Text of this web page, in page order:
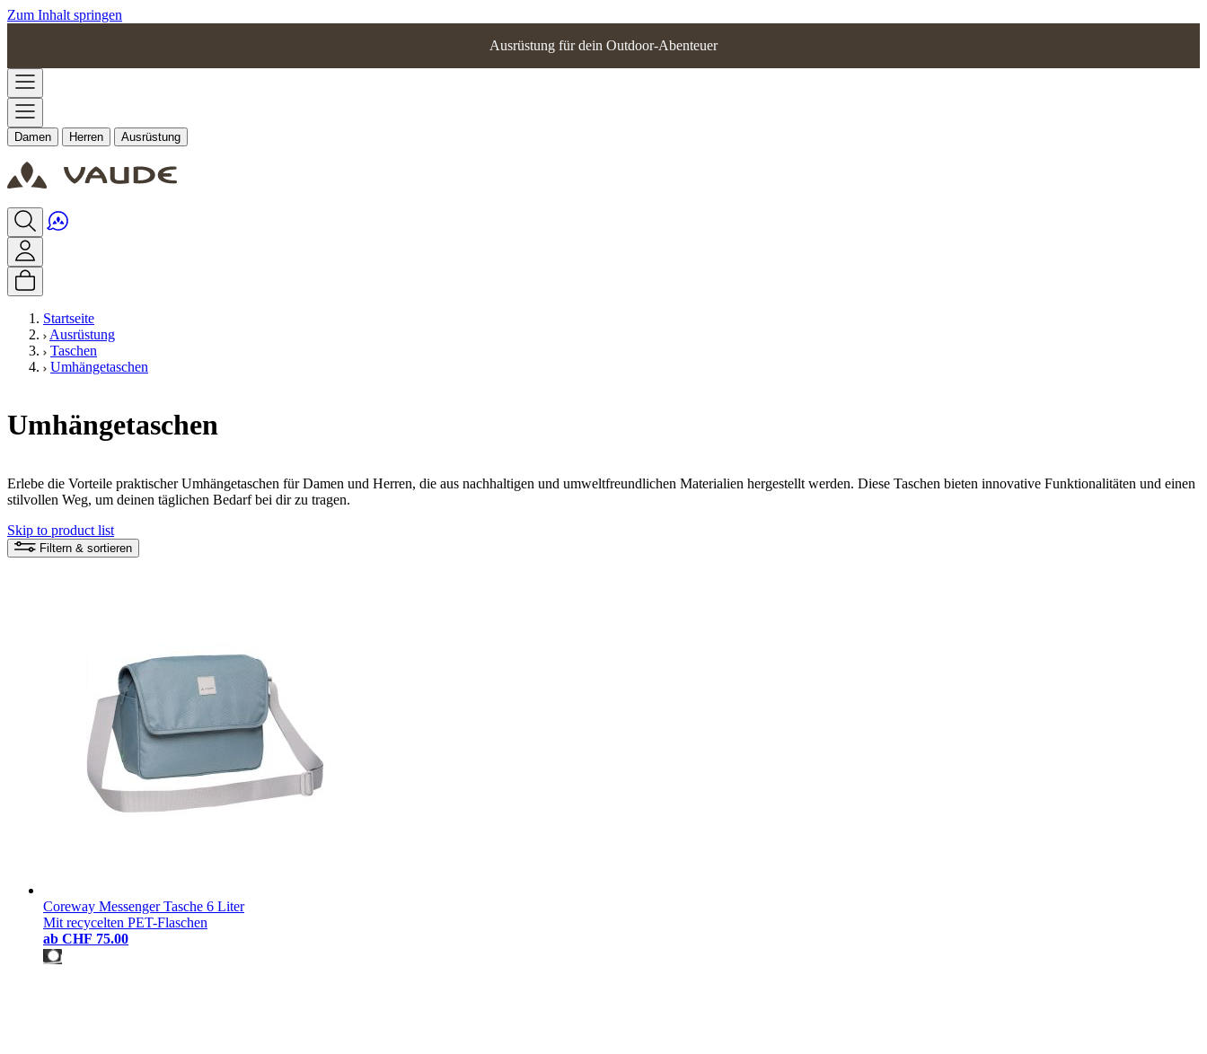
Zum Inhalt springen
Ausrüstung für dein Outdoor-Abenteuer
Damen Herren Ausrüstung
Startseite
Ausrüstung
Taschen
Umhängetaschen
Umhängetaschen
Erlebe die Vorteile praktischer Umhängetaschen für Damen und Herren, die aus nachhaltigen und umweltfreundlichen Materialien hergestellt werden. Diese Taschen bieten innovative Funktionalitäten und einen
stilvollen Weg, um deinen täglichen Bedarf bei dir zu tragen.
Skip to product list
Filtern & sortieren
Coreway Messenger Tasche 6 Liter
Mit recycelten PET-Flaschen
ab CHF 75.00